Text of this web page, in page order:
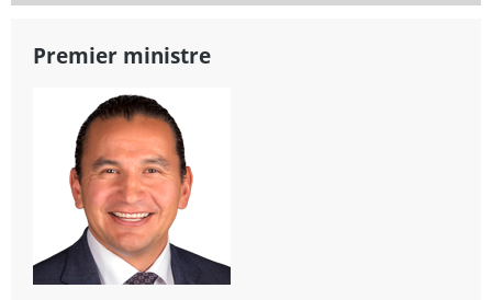
Premier ministre